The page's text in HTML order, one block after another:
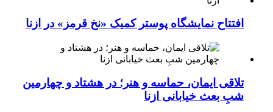
افتتاح نمایشگاه پوستر کمیک «نخ قرمز» در ازنا
تلاقی ایمان، حماسه و هنر؛ در هشتاد و چهارمین
شبِ بعث خیابانی ازنا